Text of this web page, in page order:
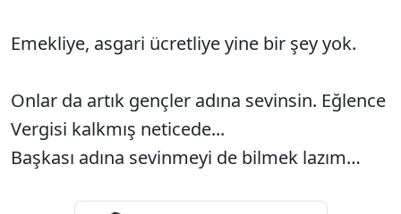
Emekliye, asgari ücretliye yine bir şey yok.
Onlar da artık gençler adına sevinsin. Eğlence
Vergisi kalkmış neticede...
Başkası adına sevinmeyi de bilmek lazım…